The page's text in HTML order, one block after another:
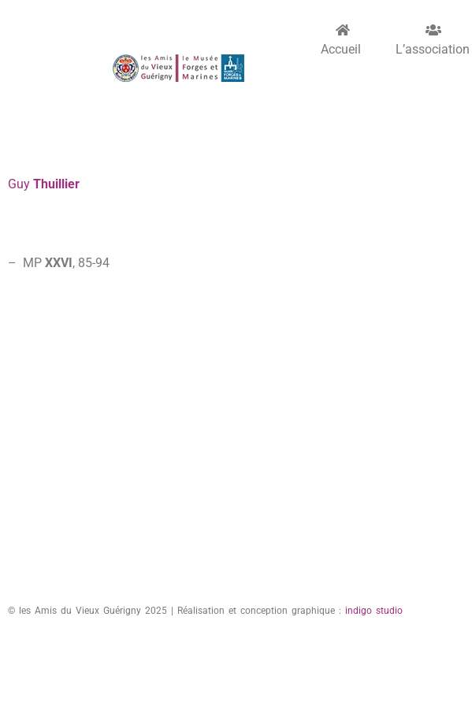
Accueil L’association
Guy Thuillier
– MP XXVI, 85-94
© les Amis du Vieux Guérigny 2025 | Réalisation et conception graphique : indigo studio